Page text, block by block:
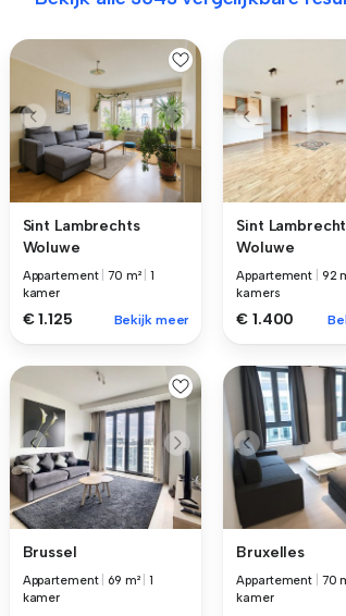
Sint Lambrechts
Woluwe
Appartement |70 m² |1
kamer
€ 1.125 Bekijk meer
Sint
Woluwe
Appartement 92
kamers
€ 1.400
Brussel
Appartement 69 m² |1
kamer
Bruxelles
Appartement 70
kamer